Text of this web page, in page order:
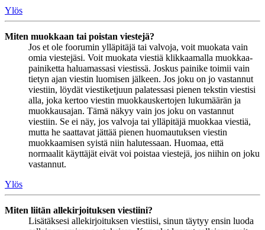
Ylös
Miten muokkaan tai poistan viestejä?
Jos et ole foorumin ylläpitäjä tai valvoja, voit muokata vain
omia viestejäsi. Voit muokata viestiä klikkaamalla muokkaa-
painiketta haluamassasi viestissä. Joskus painike toimii vain
tietyn ajan viestin luomisen jälkeen. Jos joku on jo vastannut
viestiin, löydät viestiketjuun palatessasi pienen tekstin viestisi
alla, joka kertoo viestin muokkauskertojen lukumäärän ja
muokkausajan. Tämä näkyy vain jos joku on vastannut
viestiin. Se ei näy, jos valvoja tai ylläpitäjä muokkaa viestiä,
mutta he saattavat jättää pienen huomautuksen viestin
muokkaamisen syistä niin halutessaan. Huomaa, että
normaalit käyttäjät eivät voi poistaa viestejä, jos niihin on joku
vastannut.
Ylös
Miten liitän allekirjoituksen viestiini?
Lisätäksesi allekirjoituksen viestiisi, sinun täytyy ensin luoda